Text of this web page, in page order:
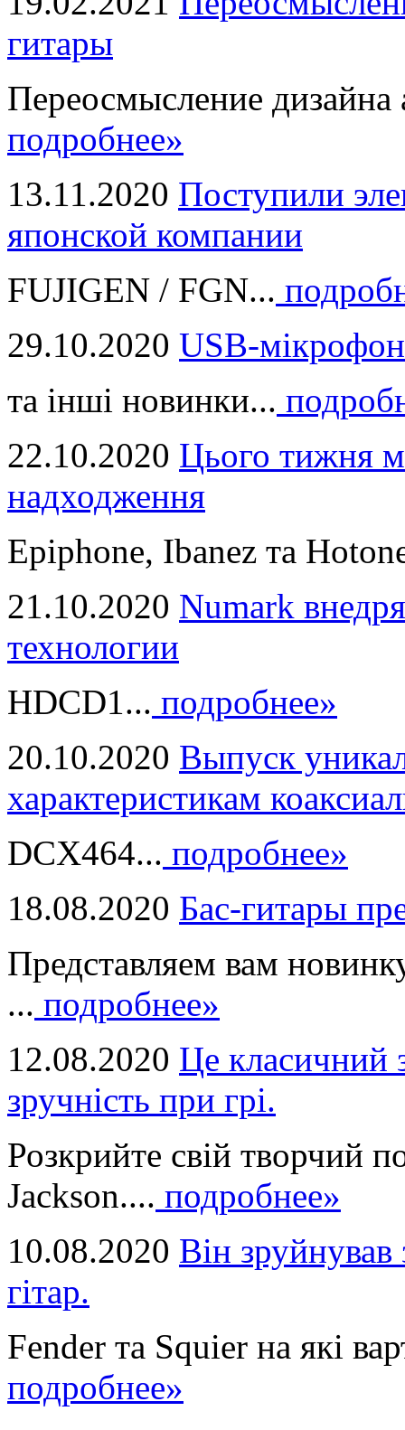
гитары
Переосмысление дизайна
подробнее»
13.11.2020 Поступили
японской компании
FUJIGEN / FGN...
29.10.2020 USB-
та інші новинки...
22.10.2020 Цього тижня
надходження
Epiphone, Ibanez та
21.10.2020 Numark
технологии
HDCD1... подробнее»
20.10.2020 Выпуск
характеристикам
DCX464... подробнее»
18.08.2020 Бас-гитары
Представляем вам
... подробнее»
12.08.2020 Це класичний
зручність при грі.
Розкрийте свій творчий
Jackson.... подробнее»
10.08.2020 Він
гітар.
Fender та Squier на які
подробнее»